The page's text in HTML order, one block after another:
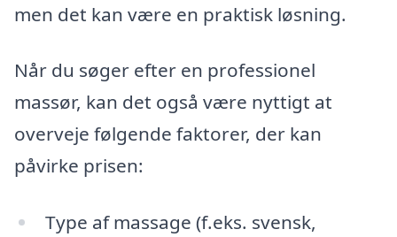
men det kan være en praktisk løsning.
Når du søger efter en professionel
massør, kan det også være nyttigt at
overveje følgende faktorer, der kan
påvirke prisen:
Type af massage (f.eks. svensk,